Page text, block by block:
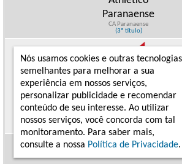
Paranaense
CA Paranaense
(3º título)
1929
Athletico
Paranaense
CA Paranaense
Nós usamos cookies e outras tecnologias
semelhantes para melhorar a sua
experiência em nossos serviços,
personalizar publicidade e recomendar
conteúdo de seu interesse. Ao utilizar
nossos serviços, você concorda com tal
monitoramento. Para saber mais,
consulte a nossa Política de Privacidade.